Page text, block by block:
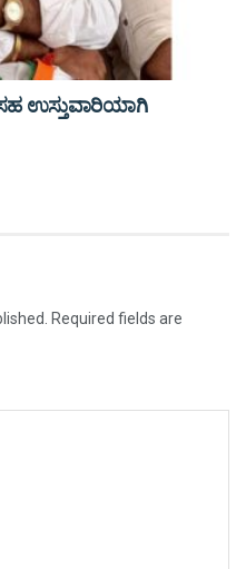
ಉಸ್ತುವಾರಿಯಾಗಿ
Required fields are